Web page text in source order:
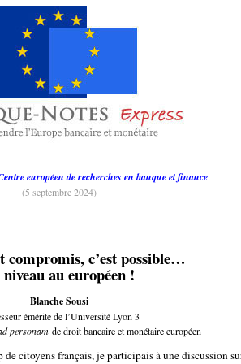
européen de recherches en banque et finance
(5 septembre 2024)
compromis, c’est possible…
au européen !
Blanche Sousi
émérite de l’Université Lyon 3
personam de droit bancaire et monétaire européen
citoyens français, je participais à une discussion